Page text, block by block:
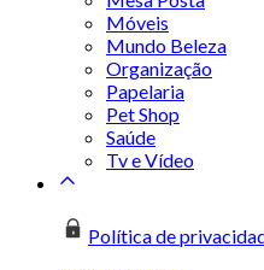
Móveis
Mundo Beleza
Organização
Papelaria
Pet Shop
Saúde
Tv e Vídeo
Política de